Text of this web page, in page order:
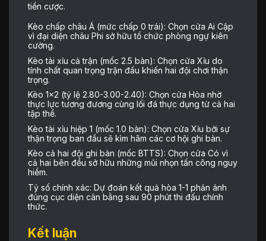
tiền cược.
Kèo chấp châu Á (mức chấp 0 trái): Chọn cửa Ai Cập
vì đại diện châu Phi sở hữu tổ chức phòng ngự kiên
cường.
Kèo tài xỉu cả trận (mốc 2.5 bàn): Chọn cửa Xỉu do
tính chất quan trọng trận đấu khiến hai đội chơi thận
trọng.
Kèo 1×2 (tỷ lệ 2.80-3.00-2.40): Chọn cửa Hòa nhờ
thực lực tương đương cùng lối đá thực dụng từ cả hai
tập thể.
Kèo tài xỉu hiệp 1 (mốc 1.0 bàn): Chọn cửa Xỉu bởi sự
thận trọng ban đầu sẽ kìm hãm các cơ hội ghi bàn.
Kèo cả hai đội ghi bàn (mốc BTTS): Chọn cửa Có vì
cả hai bên đều sở hữu những mũi nhọn tấn công nguy
hiểm.
Tỷ số chính xác: Dự đoán kết quả hòa 1-1 phản ánh
đúng cục diện cân bằng sau 90 phút thi đấu chính
thức.
Kết luận